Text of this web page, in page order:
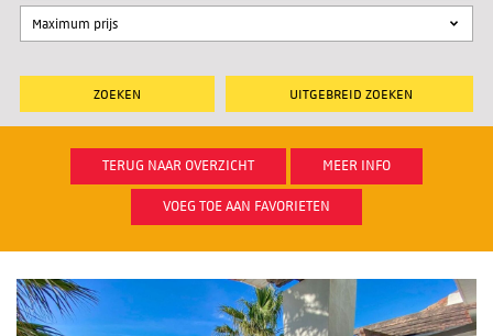
UITGEBREID ZOEKEN
TERUG NAAR OVERZICHT MEER INFO
VOEG TOE AAN FAVORIETEN